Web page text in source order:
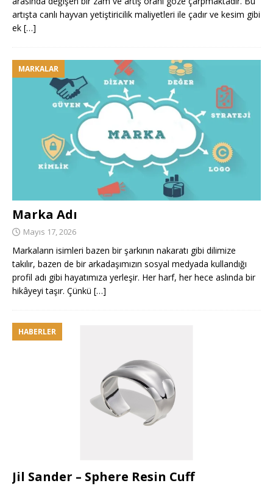
artışta canlı hayvan yetiştiricilik maliyetleri ile çadır ve kesim gibi
ek […]
MARKALAR
Marka Adı
Mayıs 17, 2026
Markaların isimleri bazen bir şarkının nakaratı gibi dilimize
takılır, bazen de bir arkadaşımızın sosyal medyada kullandığı
profil adı gibi hayatımıza yerleşir. Her harf, her hece aslında bir
hikâyeyi taşır. Çünkü […]
HABERLER
Jil Sander – Sphere Resin Cuff